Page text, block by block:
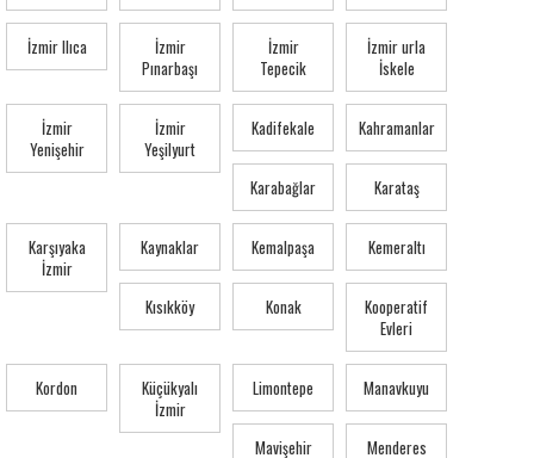
İzmir Ilıca
İzmir
Pınarbaşı
İzmir
Tepecik
İzmir urla
İskele
İzmir
Yenişehir
İzmir
Yeşilyurt
Kadifekale Kahramanlar
Karabağlar Karataş
Karşıyaka
İzmir
Kaynaklar Kemalpaşa Kemeraltı
Kısıkköy Konak
Kooperatif
Evleri
Kordon
Küçükyalı
İzmir
Limontepe Manavkuyu
Mavişehir Menderes